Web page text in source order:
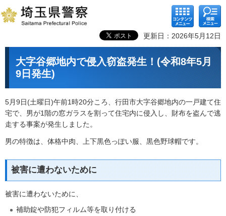
コンテ
ンツメ
ニュー
検索メ
ニュー
更新日：2026年5月12日
大字谷郷地内で侵入窃盗発生！(令和8年5月
9日発生)
5月9日(土曜日)午前1時20分ころ、行田市大字谷郷地内の一戸建て住
宅で、男が1階の窓ガラスを割って住宅内に侵入し、財布を盗んで逃
走する事案が発生しました。
男の特徴は、体格中肉、上下黒色っぽい服、黒色野球帽です。
被害に遭わないために
被害に遭わないために、
補助錠や防犯フィルム等を取り付ける